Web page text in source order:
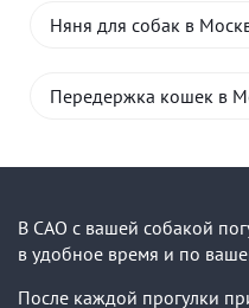
Няня для собак в
Передержка кошек в
В САО с вашей собакой
в удобное время и по
После каждой прогулки